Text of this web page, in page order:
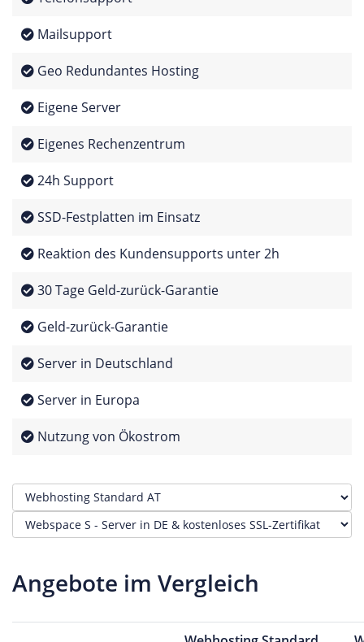
Mailsupport
Geo Redundantes Hosting
Eigene Server
Eigenes Rechenzentrum
24h Support
SSD-Festplatten im Einsatz
Reaktion des Kundensupports unter 2h
30 Tage Geld-zurück-Garantie
Geld-zurück-Garantie
Server in Deutschland
Server in Europa
Nutzung von Ökostrom
Angebote im Vergleich